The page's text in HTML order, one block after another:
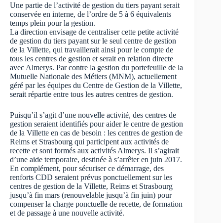
Une partie de l’activité de gestion du tiers payant serait
conservée en interne, de l’ordre de 5 à 6 équivalents
temps plein pour la gestion.
La direction envisage de centraliser cette petite activité
de gestion du tiers payant sur le seul centre de gestion
de la Villette, qui travaillerait ainsi pour le compte de
tous les centres de gestion et serait en relation directe
avec Almerys. Par contre la gestion du portefeuille de la
Mutuelle Nationale des Métiers (MNM), actuellement
géré par les équipes du Centre de Gestion de la Villette,
serait répartie entre tous les autres centres de gestion.
Puisqu’il s’agit d’une nouvelle activité, des centres de
gestion seraient identifiés pour aider le centre de gestion
de la Villette en cas de besoin : les centres de gestion de
Reims et Strasbourg qui participent aux activités de
recette et sont formés aux activités Almerys. Il s’agirait
d’une aide temporaire, destinée à s’arrêter en juin 2017.
En complément, pour sécuriser ce démarrage, des
renforts CDD seraient prévus ponctuellement sur les
centres de gestion de la Villette, Reims et Strasbourg
jusqu’à fin mars (renouvelable jusqu’à fin juin) pour
compenser la charge ponctuelle de recette, de formation
et de passage à une nouvelle activité.